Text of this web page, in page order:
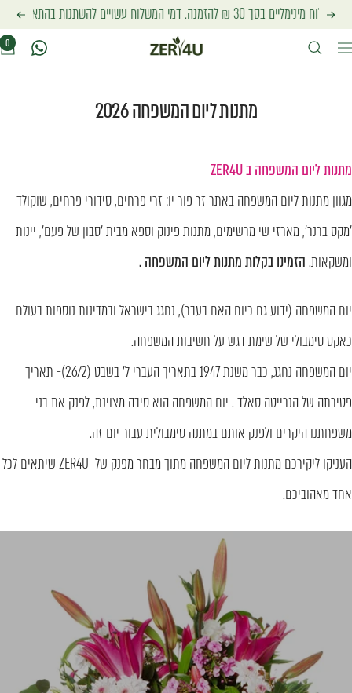
לתוכן
הקודם
בהתאם לכתובת אליה יישלחו המוצרים
הבא
ניווט
זר
פור
יו
0
מתנות ליום המשפחה 2026
מתנות ליום המשפחה ב ZER4U
מגוון מתנות ליום המשפחה באתר זר פור יו: זרי פרחים, סידורי פרחים, שוקולד
'מקס ברנר', מארזי שי מרשימים, מתנות פינוק וספא מבית 'סבון של פעם', יינות
ומשקאות.הזמינו בקלותמתנות ליום המשפחה .
יום המשפחה (ידוע גם כיום האם בעבר), נחגג בישראל ובמדינות נוספות בעולם
כאקט סימבולי של שימת דגש על חשיבות המשפחה.
יום המשפחה נחגג, כבר משנת 1947 בתאריך העברי ל' בשבט (26/2)- תאריך
פטירתה של הנרייטה סאלד.יום המשפחה הוא סיבה מצוינת, לפנק את בני
משפחתנו היקרים ולפנק אותם במתנה סימבולית עבור יום זה.
העניקו ליקירכם מתנות ליום המשפחה מתוך מבחר מפנק של ZER4U שיתאים לכל
אחד מאהוביכם.